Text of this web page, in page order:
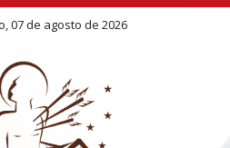
07 de agosto de 2026